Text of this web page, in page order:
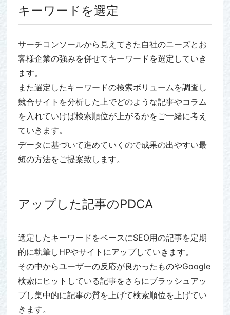
キーワードを選定
サーチコンソールから見えてきた自社のニーズとお
客様企業の強みを併せてキーワードを選定していき
ます。
また選定したキーワードの検索ボリュームを調査し
競合サイトを分析した上でどのような記事やコラム
を入れていけば検索順位が上がるかをご一緒に考え
ていきます。
データに基づいて進めていくので成果の出やすい最
短の方法をご提案致します。
アップした記事のPDCA
選定したキーワードをベースにSEO用の記事を定期
的に執筆しHPやサイトにアップしていきます。
その中からユーザーの反応が良かったものやGoogle
検索にヒットしている記事をさらにブラッシュアッ
プし集中的に記事の質を上げて検索順位を上げてい
きます。